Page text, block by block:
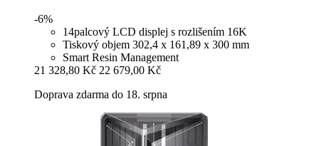
-6%
14palcový LCD displej s rozlišením 16K
Tiskový objem 302,4 x 161,89 x 300 mm
Smart Resin Management
21 328,80 Kč 22 679,00 Kč
Doprava zdarma do 18. srpna